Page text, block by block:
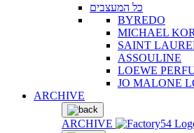
כל המעצבים
BYREDO
MICHAEL
SAINT
ASSOULINE
LOEWE
JO MALONE
ARCHIVE
ARCHIVE